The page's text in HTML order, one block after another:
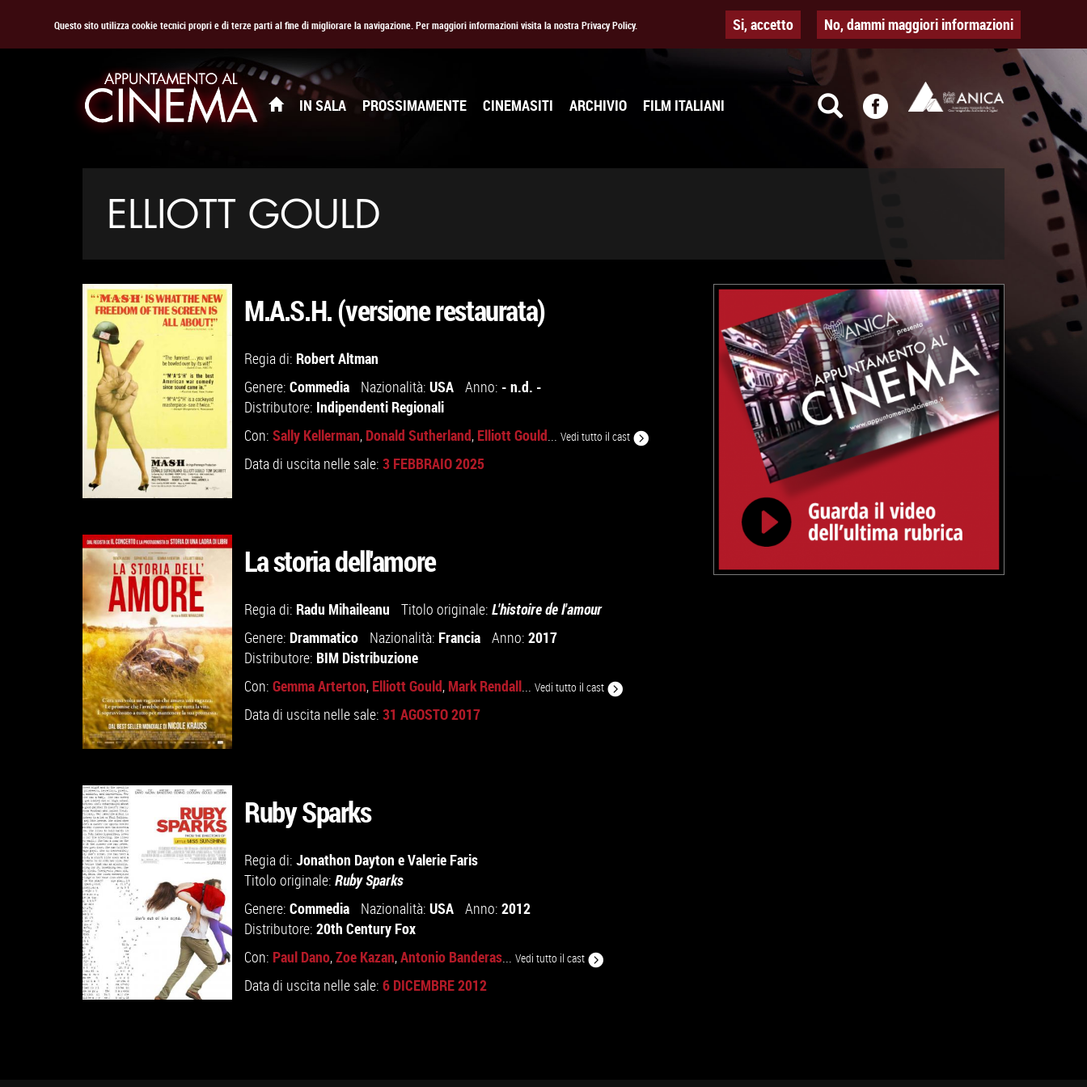
Questo sito utilizza cookie tecnici propri e di terze parti al fine di migliorare la navigazione. Per maggiori informazioni visita la nostra Privacy Policy. Si, accetto No, dammi maggiori informazioni
IN SALA PROSSIMAMENTE CINEMASITI ARCHIVIO FILM ITALIANI
ELLIOTT GOULD
VAI ALLA SCHEDA
M.A.S.H. (versione restaurata)
Regia di: Robert Altman
Genere: Commedia Nazionalità: USA Anno: - n.d. -
Distributore: Indipendenti Regionali
Con: Sally Kellerman, Donald Sutherland, Elliott Gould... Vedi tutto il cast
Data di uscita nelle sale: 3 FEBBRAIO 2025
GUARDA IL TRAILER
VAI ALLA SCHEDA
La storia dell'amore
Regia di: Radu Mihaileanu Titolo originale: L'histoire de l'amour
Genere: Drammatico Nazionalità: Francia Anno: 2017
Distributore: BIM Distribuzione
Con: Gemma Arterton, Elliott Gould, Mark Rendall... Vedi tutto il cast
Data di uscita nelle sale: 31 AGOSTO 2017
Ruby Sparks
Regia di: Jonathon Dayton eValerie Faris
Titolo originale: Ruby Sparks
Genere: Commedia Nazionalità: USA Anno: 2012
Distributore: 20th Century Fox
Con: Paul Dano,Zoe Kazan,Antonio Banderas... Vedi tutto il cast
Data di uscita nelle sale: 6 DICEMBRE 2012